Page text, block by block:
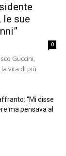
le sue
0
Guccini,
vita di più
“Mi disse
ma pensava al